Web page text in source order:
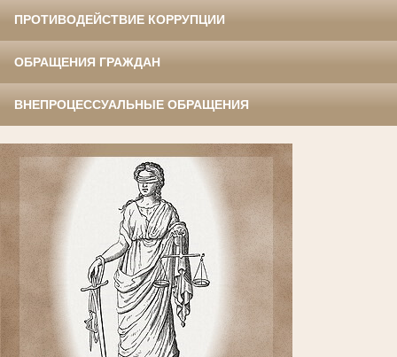
ПРОТИВОДЕЙСТВИЕ КОРРУПЦИИ
ОБРАЩЕНИЯ ГРАЖДАН
ВНЕПРОЦЕССУАЛЬНЫЕ ОБРАЩЕНИЯ